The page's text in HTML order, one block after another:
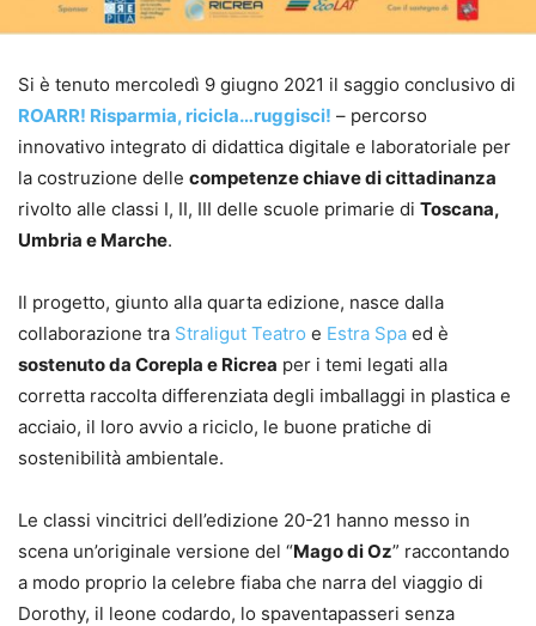
Si è tenuto mercoledì 9 giugno 2021 il saggio conclusivo di
ROARR! Risparmia, ricicla…ruggisci! – percorso
innovativo integrato di didattica digitale e laboratoriale per
la costruzione delle competenze chiave di cittadinanza
rivolto alle classi I, II, III delle scuole primarie di Toscana,
Umbria e Marche.
Il progetto, giunto alla quarta edizione, nasce dalla
collaborazione tra Straligut Teatro e Estra Spa ed è
sostenuto da Corepla e Ricrea per i temi legati alla
corretta raccolta differenziata degli imballaggi in plastica e
acciaio, il loro avvio a riciclo, le buone pratiche di
sostenibilità ambientale.
Le classi vincitrici dell’edizione 20-21 hanno messo in
scena un’originale versione del “Mago di Oz” raccontando
a modo proprio la celebre fiaba che narra del viaggio di
Dorothy, il leone codardo, lo spaventapasseri senza